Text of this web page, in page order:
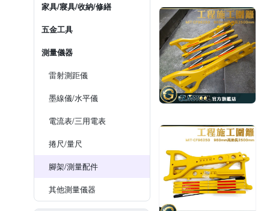
家具/寢具/收納/修繕
五金工具
測量儀器
雷射測距儀
墨線儀/水平儀
電流表/三用電表
捲尺/量尺
腳架/測量配件
其他測量儀器